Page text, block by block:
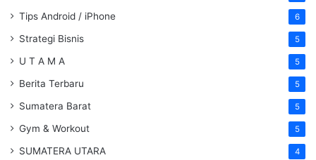
Tips Android / iPhone 6
Strategi Bisnis 5
U T A M A 5
Berita Terbaru 5
Sumatera Barat 5
Gym & Workout 5
SUMATERA UTARA 4